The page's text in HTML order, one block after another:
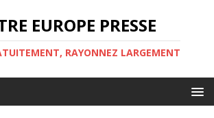
EUROPE PRESSE
RAYONNEZ LARGEMENT